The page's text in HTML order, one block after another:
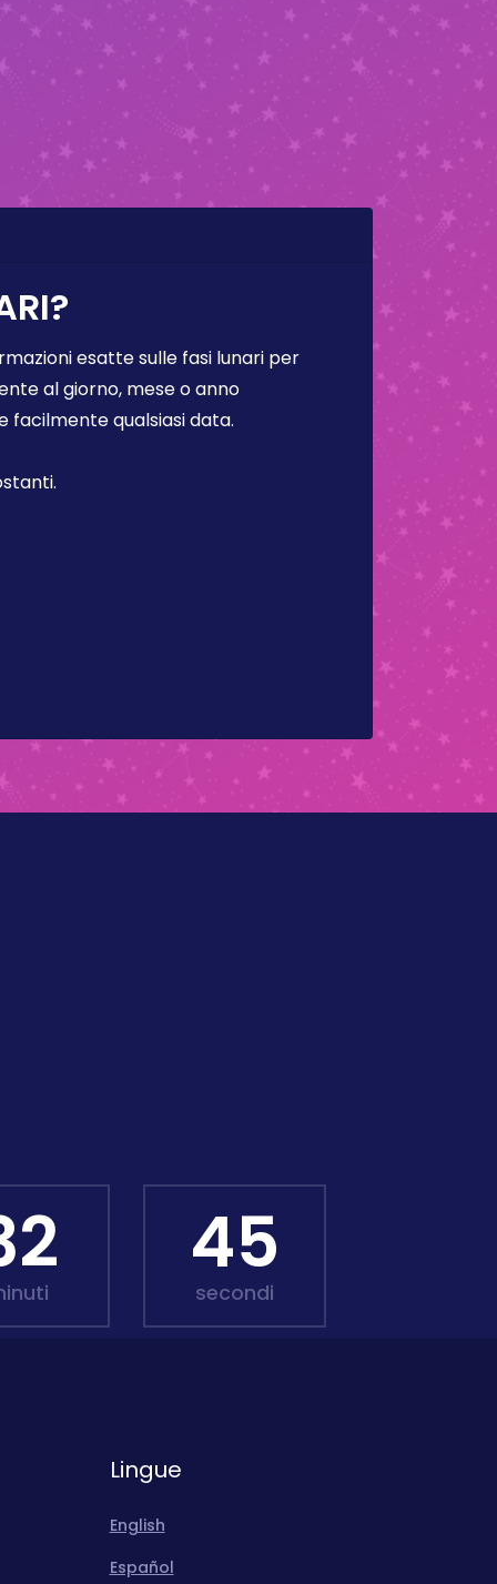
esatte sulle fasi lunari per
al giorno, mese o anno
qualsiasi data.
43
secondi
Lingue
English
Español